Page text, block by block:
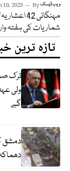
10, 2023 Byویب ڈیسک
شماریات کی ہفتہ
تازہ ترین
ترک
ولی
گے
دمشق
دھماکہ، 2 افراد جاں بحق،